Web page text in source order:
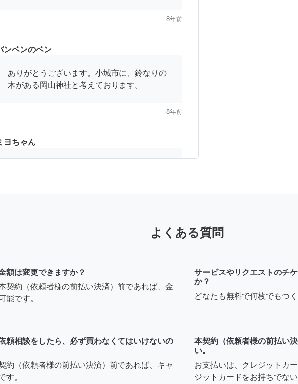
8年前
ンベンのベン
ありがとうございます。小城市に、鈴なりの
木がある岡山神社と考えております。
8年前
ヨちゃん
よくある質問
額は変更できますか？
契約（依頼者様の前払い決済）前であれば、金
能です。
サービスやリクエストのチ
か？
どなたも無料で何枚でもつ
頼相談をしたら、必ず買わなくてはいけないの
約（依頼者様の前払い決済）前であれば、キャ
す。
本契約（依頼者様の前払い
い。
お支払いは、クレジットカ
ジットカードをお持ちでな